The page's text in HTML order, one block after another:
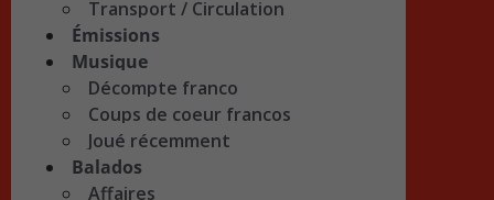
Transport / Circulation
Émissions
Musique
Décompte franco
Coups de coeur francos
Joué récemment
Balados
Affaires